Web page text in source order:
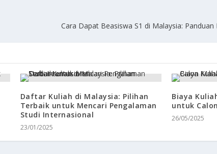
Cara Dapat Beasiswa S1 di Malaysia:
Daftar Kuliah di Malaysia: Pilihan
Terbaik untuk Mencari Pengalaman
Studi Internasional
23/01/2025
Biaya
untuk
26/05/2025